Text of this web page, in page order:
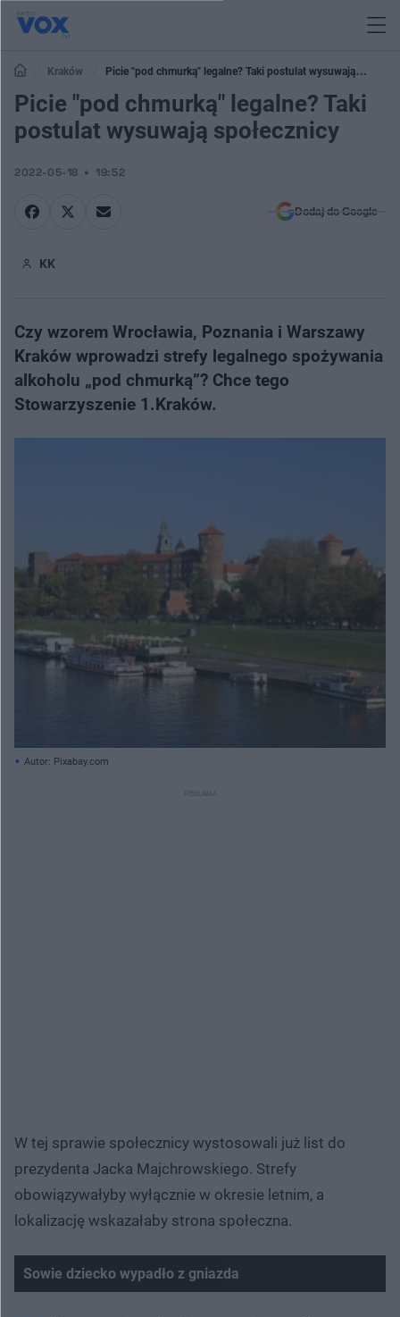
Kraków
Picie "pod chmurką" legalne? Taki postulat wysuwają
społecznicy
Picie "pod chmurką" legalne? Taki
postulat wysuwają społecznicy
2022-05-18 19:52
Dodaj do Google
KK
Czy wzorem Wrocławia, Poznania i Warszawy
Kraków wprowadzi strefy legalnego spożywania
alkoholu „pod chmurką”? Chce tego
Stowarzyszenie 1.Kraków.
Autor: Pixabay.com
W tej sprawie społecznicy wystosowali już list do
prezydenta Jacka Majchrowskiego. Strefy
obowiązywałyby wyłącznie w okresie letnim, a
lokalizację wskazałaby strona społeczna.
Sowie dziecko wypadło z gniazda